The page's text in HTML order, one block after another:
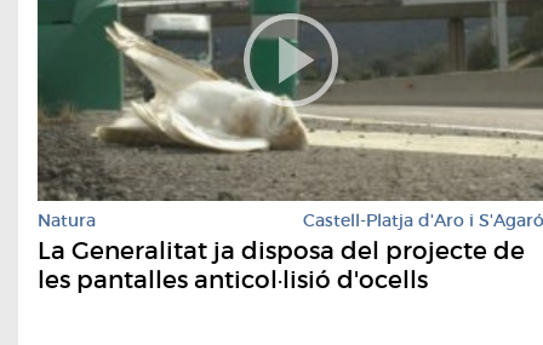
Natura Castell-Platja d'Aro i S'Agaró
La Generalitat ja disposa del projecte de
les pantalles anticol·lisió d'ocells